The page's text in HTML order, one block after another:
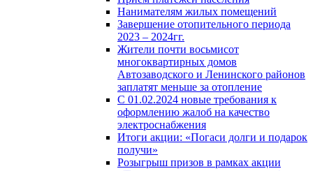
Нанимателям жилых помещений
Завершение отопительного периода
2023 – 2024гг.
Жители почти восьмисот
многоквартирных домов
Автозаводского и Ленинского районов
заплатят меньше за отопление
С 01.02.2024 новые требования к
оформлению жалоб на качество
электроснабжения
Итоги акции: «Погаси долги и подарок
получи»
Розыгрыш призов в рамках акции